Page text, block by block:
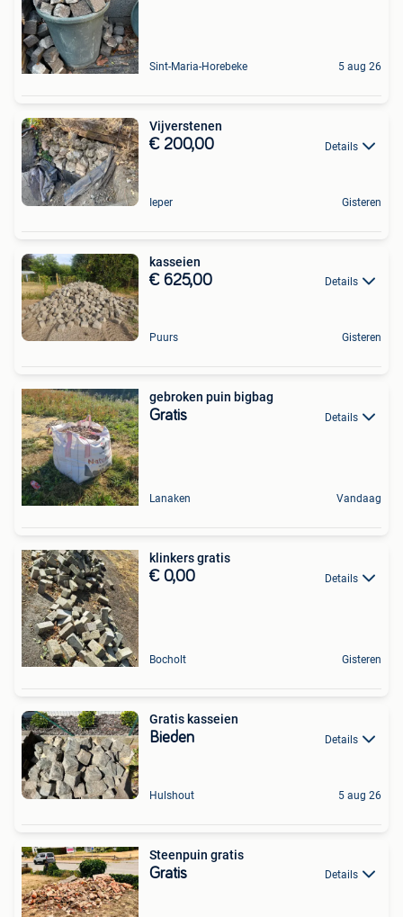
Sint-Maria-Horebeke 5 aug 26
Vijverstenen
€ 200,00 Details
Ieper Gisteren
kasseien
€ 625,00 Details
Puurs Gisteren
gebroken puin bigbag
Gratis Details
Lanaken Vandaag
klinkers gratis
€ 0,00 Details
Bocholt Gisteren
Gratis kasseien
Bieden Details
Hulshout 5 aug 26
Steenpuin gratis
Gratis Details